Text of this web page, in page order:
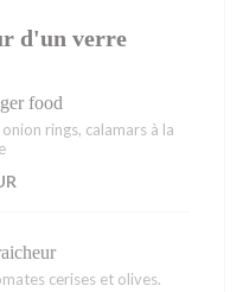
d'un verre
food
rings, calamars à la
cerises et olives.